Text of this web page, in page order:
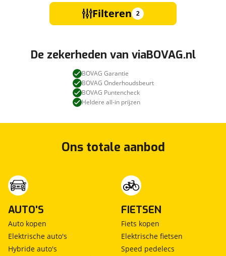
Filteren 2
De zekerheden van viaBOVAG.nl
BOVAG Garantie
BOVAG Onderhoudsbeurt
BOVAG Puntencheck
Heldere all-in prijzen
Ons totale aanbod
AUTO'S
Auto kopen
Elektrische auto's
Hybride auto's
FIETSEN
Fiets kopen
Elektrische fietsen
Speed pedelecs